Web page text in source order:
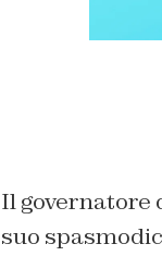
Il governatore
suo